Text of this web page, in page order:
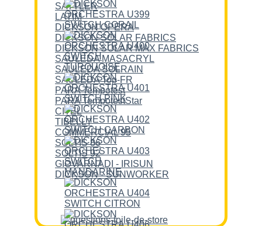
SATTLER
LATIM
DICKSON OPERA
DICKSON SOLAR FABRICS
DICKSON SOLAR MAX FABRICS
SAULEDA MASACRYL
SAULEDA SOLRAIN
SAULEDA Top-FR
PARA Tempotest
PARA TempotestStar
CITEL
TIBELLY
COMMERCIAL 95
SOLTIS 86
SOLTIS 92
GIOVARNADI - IRISUN
DICKSON - SUNWORKER